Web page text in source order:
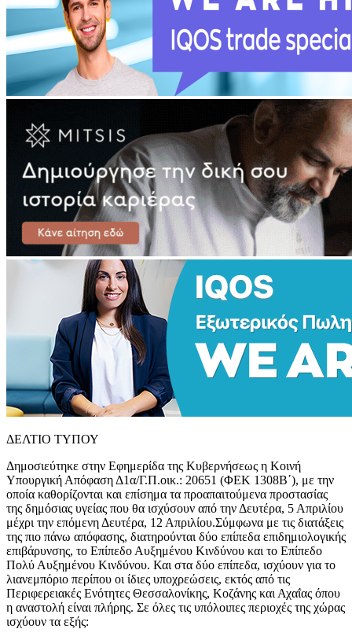
ΔΕΛΤΙΟ ΤΥΠΟΥ
Δημοσιεύτηκε στην Εφημερίδα της Κυβερνήσεως η Κοινή
Υπουργική Απόφαση Δ1α/Γ.Π.οικ.: 20651 (ΦΕΚ 1308Β΄), με την
οποία καθορίζονται και επίσημα τα προαπαιτούμενα προστασίας
της δημόσιας υγείας που θα ισχύσουν από την Δευτέρα, 5 Απριλίου
μέχρι την επόμενη Δευτέρα, 12 Απριλίου.Σύμφωνα με τις διατάξεις
της πιο πάνω απόφασης, διατηρούνται δύο επίπεδα επιδημιολογικής
επιβάρυνσης, το Επίπεδο Αυξημένου Κινδύνου και το Επίπεδο
Πολύ Αυξημένου Κινδύνου. Και στα δύο επίπεδα, ισχύουν για το
λιανεμπόριο περίπου οι ίδιες υποχρεώσεις, εκτός από τις
Περιφερειακές Ενότητες Θεσσαλονίκης, Κοζάνης και Αχαΐας όπου
η αναστολή είναι πλήρης. Σε όλες τις υπόλοιπες περιοχές της χώρας
ισχύουν τα εξής: